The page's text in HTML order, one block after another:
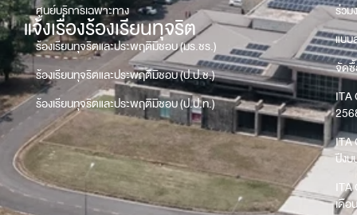
ศูนย์บริการเฉพาะทาง
แจ้งเรื่องร้องเรียนทุจริต
ร้องเรียนทุจริตและประพฤติมิชอบ (มร.ชร.)
ร้องเรียนทุจริตและประพฤติมิชอบ (ป.ป.ช.)
ร้องเรียนทุจริตและประพฤติมิชอบ (ป.ป.ท.)
ร่วม
แบบ
จัด
ITA
ITA
ปีง
ITA
เดื